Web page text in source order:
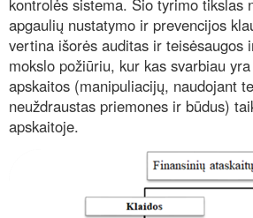
kontrolės sistema. Šio tyrimo tikslas
apgaulių nustatymo ir prevencijos
vertina išorės auditas ir teisėsaugos
mokslo požiūriu, kur kas svarbiau
apskaitos (manipuliacijų, naudojant
neuždraustas priemones ir būdus)
apskaitoje.